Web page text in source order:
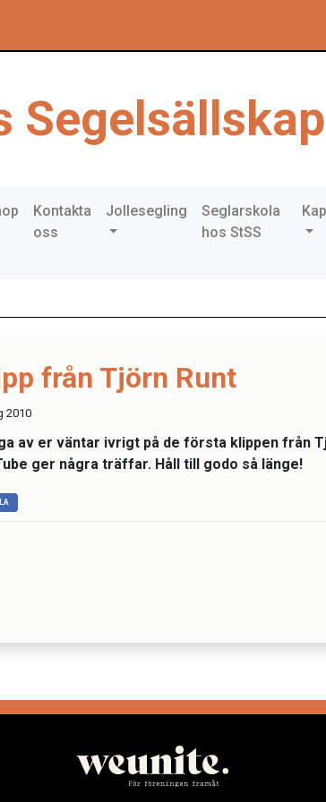
Segelsällskap
Kontakta
oss
Jollesegling
Seglarskola
hos StSS
från Tjörn Runt
2010
av er väntar ivrigt på de första klippen från
ger några träffar. Håll till godo så länge!